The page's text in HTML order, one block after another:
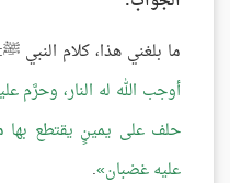
ما بلغني هذا، كلام النبي ﷺ:
أوجب الله له النار، وحرَّم
حلف على يمينٍ يقتطع بها
عليه غضبان .